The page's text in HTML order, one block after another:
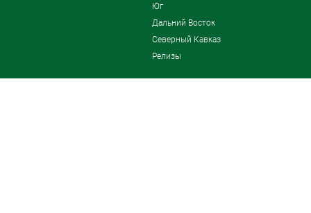
Юг
Дальний Восток
Северный Кавказ
Релизы